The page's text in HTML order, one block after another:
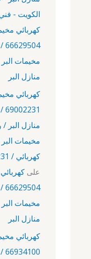
الكويت -
كهربائي
مخيمات
منازل البر
كهربائي
منازل البر
مخيمات
كهربائي / 69002231 / الكويت
على
مخيمات
منازل البر
كهربائي